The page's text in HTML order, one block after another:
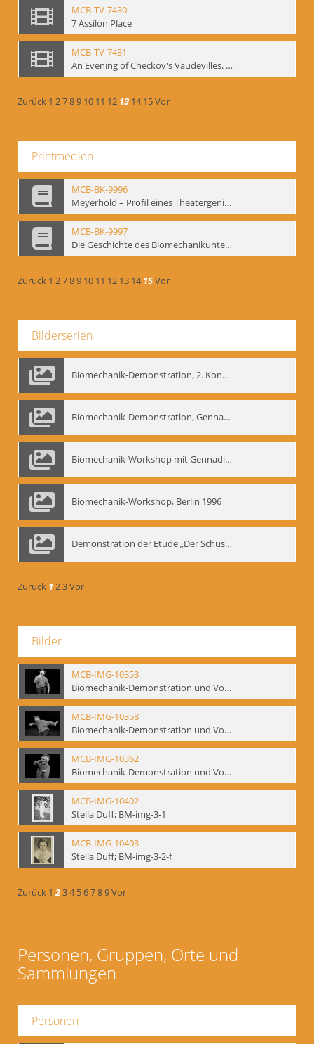
MCB-TV-7430
7 Assilon Place
MCB-TV-7431
An Evening of Checkov's Vaudevilles. The Evils of Tobacco, The Bear, The Marriage Proposal
Zurück 1 2789 10 11 12 13 14 15Vor
Printmedien
MCB-BK-9996
Meyerhold – Profil eines Theatergenies. Vortrag. Arbeitsdemonstration - interne Signatur: BM-prt-203
MCB-BK-9997
Die Geschichte des Biomechanikunterrichts im Theater der Satire - interne Signatur: BM-prt-204
Zurück 1 2789 10 11 12 13 14 15Vor
Bilderserien
Biomechanik-Demonstration, 2. Kongress der EMF, Mai 1995
Biomechanik-Demonstration, Gennadij Bogdanow im Berliner Ensemble, 04.10.1991
Biomechanik-Workshop mit Gennadij Nikolajewitsch Bogdanow im Mime Centrum Berlin, 1991
Biomechanik-Workshop, Berlin 1996
Demonstration der Etüde „Der Schuss mit dem Bogen“ durch Gennadij Nikolajewitsch Bogdanow, Berlin 1991
Zurück 123Vor
Bilder
MCB-IMG-10353
Biomechanik-Demonstration und Vortrag, Berliner Ensemble, 04.10.1991
MCB-IMG-10358
Biomechanik-Demonstration und Vortrag, Berliner Ensemble, 04.10.1991
MCB-IMG-10362
Biomechanik-Demonstration und Vortrag, Berliner Ensemble, 04.10.1991
MCB-IMG-10402
Stella Duff; BM-img-3-1
MCB-IMG-10403
Stella Duff; BM-img-3-2-f
Zurück 1 234 56789Vor
Personen, Gruppen, Orte und
Sammlungen
Personen